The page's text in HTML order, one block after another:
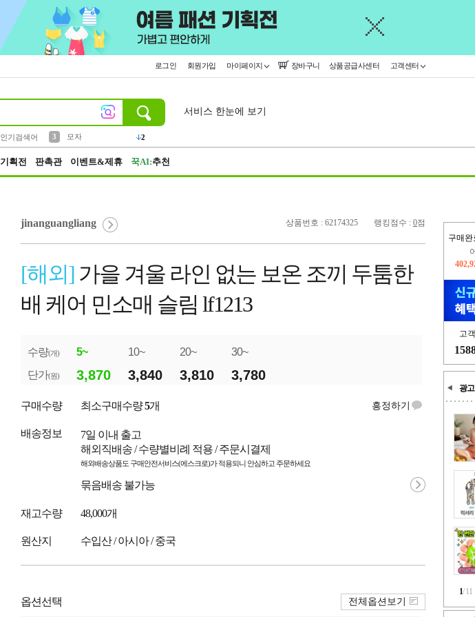
로그인 회원가입 마이페이지 장바구니 상품공급사센터 고객센터
인기검색어
3
모자
2
서비스 한눈에 보기
기획전 판촉관 이벤트&제휴 꾹AI:추천
구매완
오
고
광고
1/11
상품번호 : 62174325 랭킹점수 : 0점
jinanguangliang
[해외] 가을 겨울 라인 없는 보온 조끼 두툼한
배 케어 민소매 슬림 lf1213
수량(개) 5~ 10~ 20~
30~
단가(원) 3,870 3,840 3,810 3,780
구매수량 최소구매수량5개 흥정하기
배송정보
7일 이내 출고
해외직배송 / 수량별비례 적용 / 주문시결제
해외배송상품도 구매안전서비스(에스크로)가 적용되니 안심하고 주문하세요
묶음배송 불가능
재고수량 48,000개
원산지 수입산 / 아시아 / 중국
옵션선택 전체옵션보기